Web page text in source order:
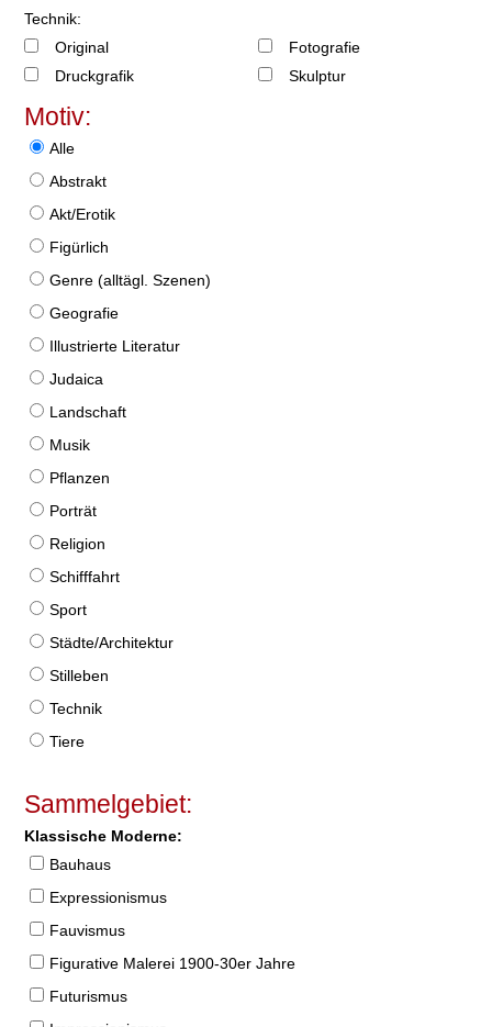
Technik:
Original
Druckgrafik
Fotografie
Skulptur
Motiv:
Alle
Abstrakt
Akt/Erotik
Figürlich
Genre (alltägl. Szenen)
Geografie
Illustrierte Literatur
Judaica
Landschaft
Musik
Pflanzen
Porträt
Religion
Schifffahrt
Sport
Städte/Architektur
Stilleben
Technik
Tiere
Sammelgebiet:
Klassische Moderne:
Bauhaus
Expressionismus
Fauvismus
Figurative Malerei 1900-30er Jahre
Futurismus